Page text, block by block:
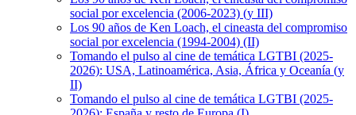
social por excelencia (2006-2023) (y III)
Los 90 años de Ken Loach, el cineasta del compromiso
social por excelencia (1994-2004) (II)
Tomando el pulso al cine de temática LGTBI (2025-
2026): USA, Latinoamérica, Asia, África y Oceanía (y
II)
Tomando el pulso al cine de temática LGTBI (2025-